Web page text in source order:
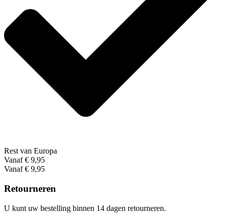
Rest van Europa
Vanaf € 9,95
Vanaf € 9,95
Retourneren
U kunt uw bestelling binnen 14 dagen retourneren.